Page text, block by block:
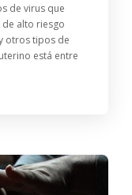
de virus que
de alto riesgo
otros tipos de
está entre